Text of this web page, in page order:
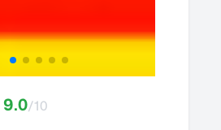
9.0/10